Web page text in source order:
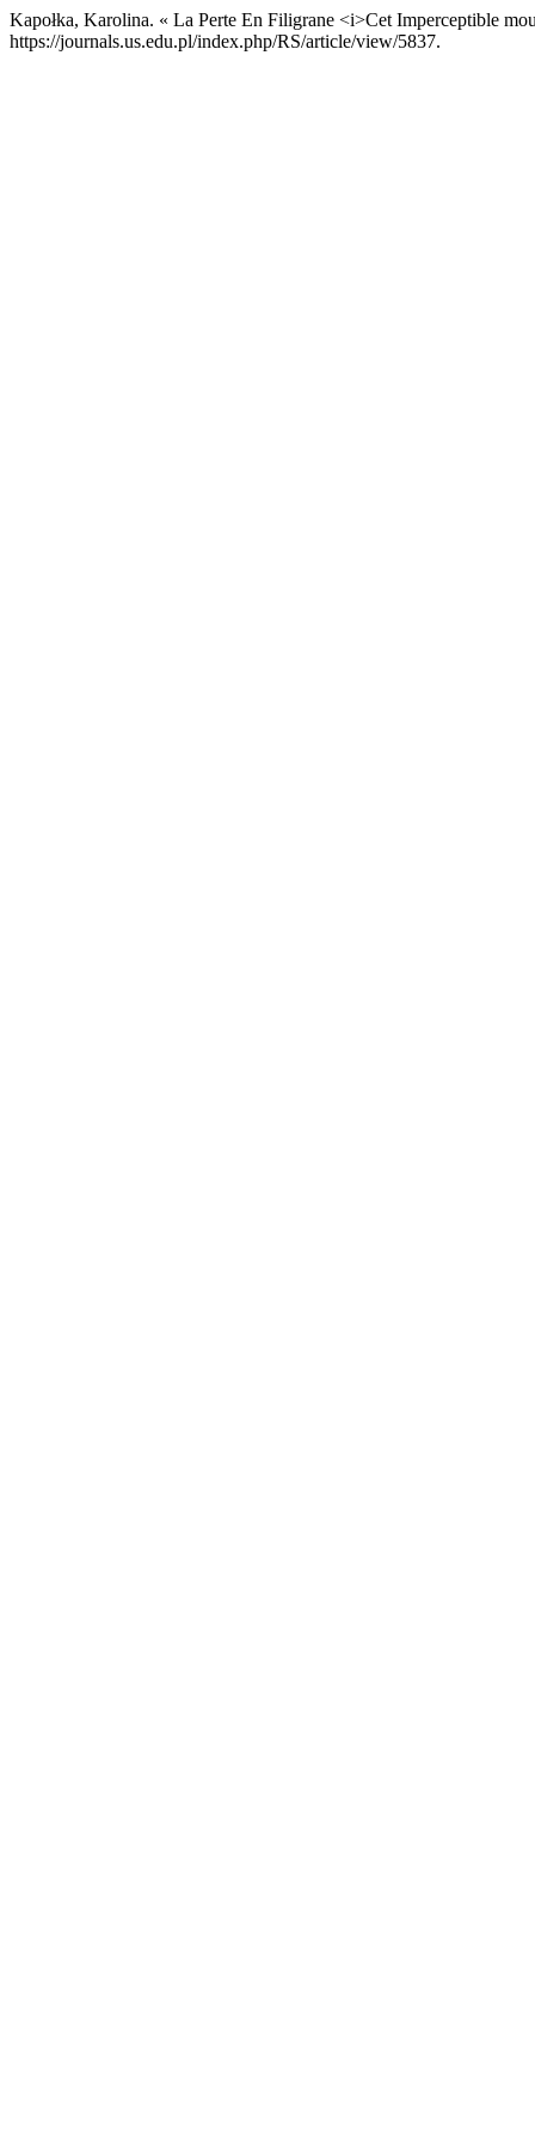
Kapołka, Karolina. « La Perte En Filigrane <i>Cet Imperceptible
https://journals.us.edu.pl/index.php/RS/article/view/5837.